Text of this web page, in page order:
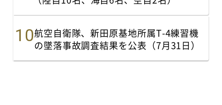
航空自衛隊、新田原基地所属T-4練習機
の墜落事故調査結果を公表（7月31日）